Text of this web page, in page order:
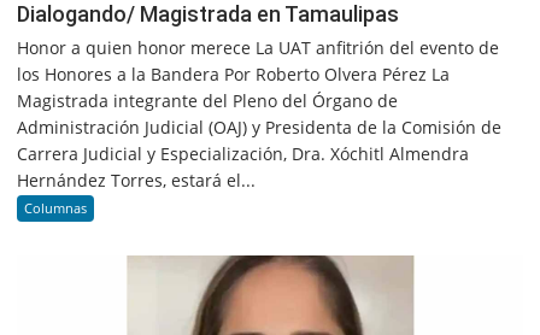
Dialogando/ Magistrada en Tamaulipas
Honor a quien honor merece La UAT anfitrión del evento de
los Honores a la Bandera Por Roberto Olvera Pérez La
Magistrada integrante del Pleno del Órgano de
Administración Judicial (OAJ) y Presidenta de la Comisión de
Carrera Judicial y Especialización, Dra. Xóchitl Almendra
Hernández Torres, estará el...
Columnas